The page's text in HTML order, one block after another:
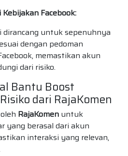
Facebook:
dirancang untuk sepenuhnya
dengan pedoman
memastikan akun
dari risiko.
Bantu Boost
dari RajaKomen
RajaKomen untuk
yang berasal dari akun
interaksi yang relevan,